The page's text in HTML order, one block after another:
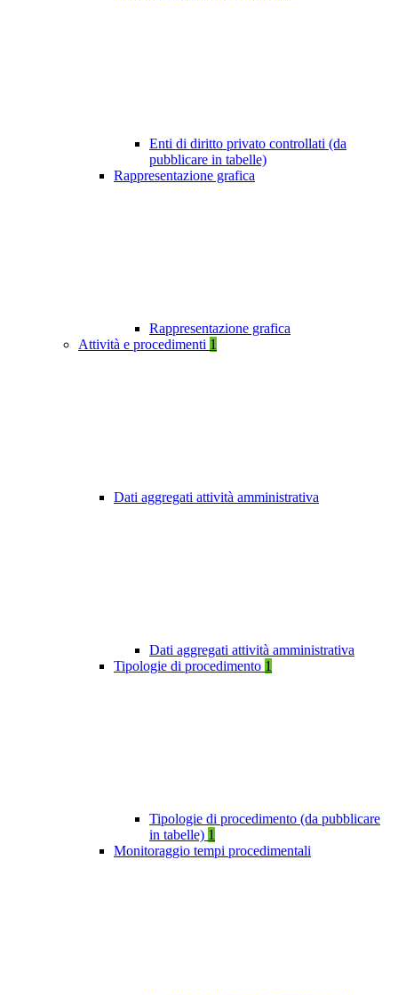
Enti di diritto privato controllati (da
pubblicare in tabelle)
Rappresentazione grafica
Rappresentazione grafica
Attività e procedimenti 1
Dati aggregati attività amministrativa
Dati aggregati attività amministrativa
Tipologie di procedimento 1
Tipologie di procedimento (da pubblicare
in tabelle) 1
Monitoraggio tempi procedimentali